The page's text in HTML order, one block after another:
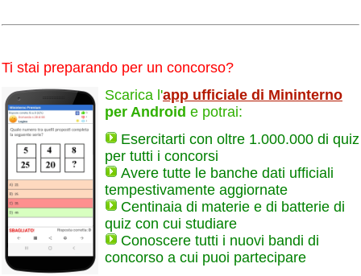
Ti stai preparando per un concorso?
Scarica l'app ufficiale di Mininterno
per Android e potrai:
Esercitarti con oltre 1.000.000 di quiz
per tutti i concorsi
Avere tutte le banche dati ufficiali
tempestivamente aggiornate
Centinaia di materie e di batterie di
quiz con cui studiare
Conoscere tutti i nuovi bandi di
concorso a cui puoi partecipare